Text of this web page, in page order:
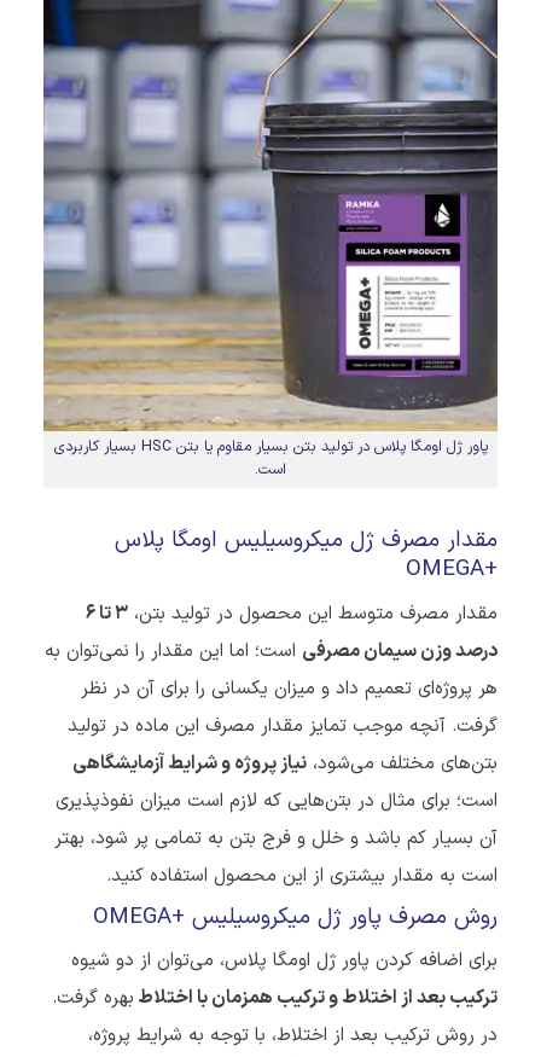
پاور ژل اومگا پلاس در تولید بتن بسیار مقاوم یا بتن HSC بسیار کاربردی
است.
مقدار مصرف ژل میکروسیلیس اومگا پلاس
OMEGA+
مقدار مصرف متوسط این محصول در تولید بتن،
3 تا 6
درصد وزن سیمان مصرفی است؛ اما این مقدار را نمی‌توان به
هر پروژه‌ای تعمیم داد و میزان یکسانی را برای آن در نظر
گرفت. آنچه موجب تمایز مقدار مصرف این ماده در تولید
بتن‌های مختلف می‌شود، نیاز پروژه و شرایط آزمایشگاهی
است؛ برای مثال در بتن‌هایی که لازم است میزان نفوذپذیری
آن بسیار کم باشد و خلل و فرج بتن به تمامی پر شود، بهتر
است به مقدار بیشتری از این محصول استفاده کنید.
روش مصرف پاور ژل میکروسیلیس OMEGA+
برای اضافه کردن پاور ژل اومگا پلاس، می‌توان از دو شیوه
ترکیب بعد از اختلاط و ترکیب همزمان با اختلاط بهره گرفت.
در روش ترکیب بعد از اختلاط، با توجه به شرایط پروژه،